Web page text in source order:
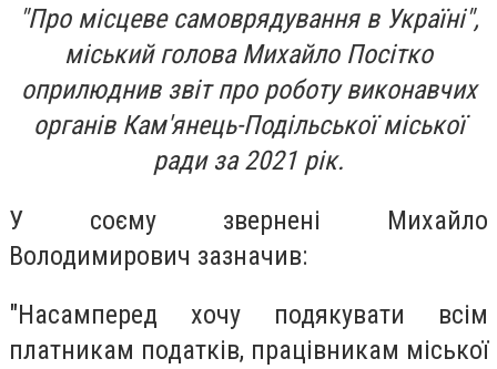
"Про місцеве самоврядування в Україні",
міський голова Михайло Посітко
оприлюднив звіт про роботу виконавчих
органів Кам'янець-Подільської міської
ради за 2021 рік.
У соєму звернені Михайло
Володимирович зазначив:
"Насамперед хочу подякувати всім
платникам податків, працівникам міської